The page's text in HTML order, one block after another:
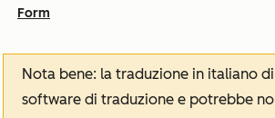
Form
Nota bene: la traduzione in italiano
software di traduzione e potrebbe